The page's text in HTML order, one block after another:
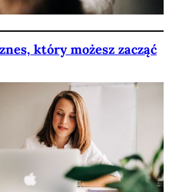
który możesz zacząć